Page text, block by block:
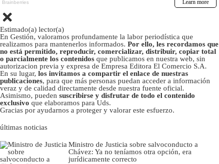
Estimado(a) lector(a)
En Gestión, valoramos profundamente la labor periodística que
realizamos para mantenerlos informados. Por ello, les recordamos que
no está permitido, reproducir, comercializar, distribuir, copiar total
o parcialmente los contenidos que publicamos en nuestra web, sin
autorizacion previa y expresa de Empresa Editora El Comercio S.A.
En su lugar, los invitamos a compartir el enlace de nuestras
publicaciones, para que más personas puedan acceder a información
veraz y de calidad directamente desde nuestra fuente oficial.
Asimismo, pueden suscribirse y disfrutar de todo el contenido
exclusivo que elaboramos para Uds.
Gracias por ayudarnos a proteger y valorar este esfuerzo.
últimas noticias
Ministro de Justicia sobre salvoconducto a
Chávez: Ya no teníamos otra opción, era
jurídicamente correcto